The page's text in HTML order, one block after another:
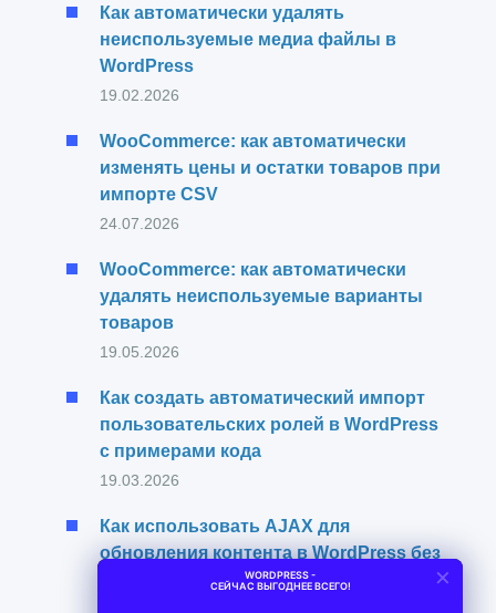
Как автоматически удалять
неиспользуемые медиа файлы в
WordPress
19.02.2026
WooCommerce: как автоматически
изменять цены и остатки товаров при
импорте CSV
24.07.2026
WooCommerce: как автоматически
удалять неиспользуемые варианты
товаров
19.05.2026
Как создать автоматический импорт
пользовательских ролей в WordPress
с примерами кода
19.03.2026
Как использовать AJAX для
обновления контента в WordPress без
перезагрузки страницы
×
WORDPRESS -
СЕЙЧАС ВЫГОДНЕЕ ВСЕГО!